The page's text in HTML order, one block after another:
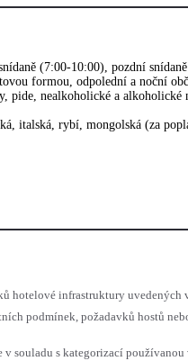
(7:00-10:00), pozdní
formou, odpolední a noční
pide, nealkoholické a alkoholické
italská, rybí, mongolská (za
hotelové infrastruktury uvedených
podmínek, požadavků hostů
souladu s kategorizací používanou